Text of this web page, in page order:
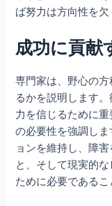
ば努力は方向性を欠
成功に貢献
専門家は、野心の
るかを説明します
力を信じるために
の必要性を強調し
ョンを維持し、障
と、そして現実的
ために必要であるこ